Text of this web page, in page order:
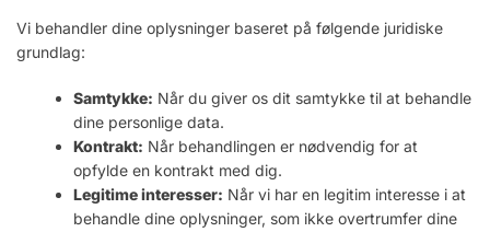
Vi behandler dine oplysninger baseret på følgende juridiske
grundlag:
Samtykke: Når du giver os dit samtykke til at behandle
dine personlige data.
Kontrakt: Når behandlingen er nødvendig for at
opfylde en kontrakt med dig.
Legitime interesser: Når vi har en legitim interesse i at
behandle dine oplysninger, som ikke overtrumfer dine